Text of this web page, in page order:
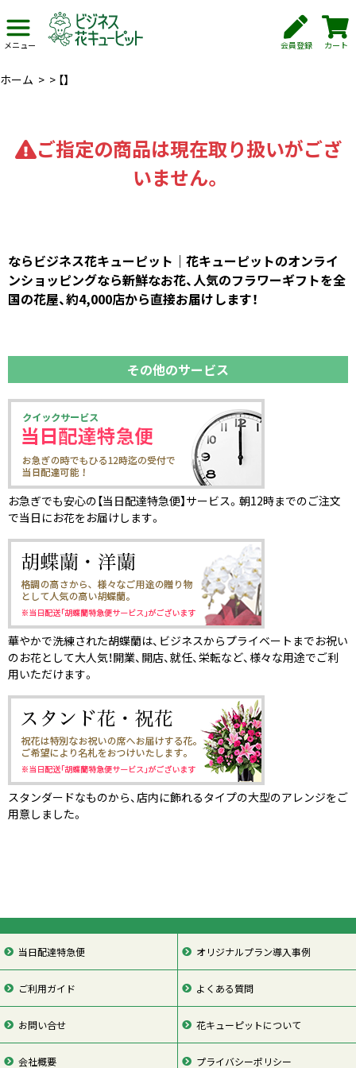
メニュー 会員登録 カート
ホーム > > 【】
ご指定の商品は現在取り扱いがござ
いません。
ならビジネス花キューピット｜花キューピットのオンライ
ンショッピングなら新鮮なお花、人気のフラワーギフトを全
国の花屋、約4,000店から直接お届けします！
その他のサービス
お急ぎでも安心の【当日配達特急便】サービス。朝12時までのご注文
で当日にお花をお届けします。
華やかで洗練された胡蝶蘭は、ビジネスからプライベートまでお祝い
のお花として大人気！開業、開店、就任、栄転など、様々な用途でご利
用いただけます。
スタンダードなものから、店内に飾れるタイプの大型のアレンジをご
用意しました。
当日配達特急便 オリジナルプラン導入事例
ご利用ガイド よくある質問
お問い合せ 花キューピットについて
会社概要 プライバシーポリシー